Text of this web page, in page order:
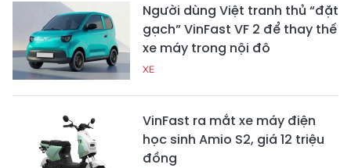
Người dùng Việt tranh thủ “đặt
gạch” VinFast VF 2 để thay thế
xe máy trong nội đô
XE
VinFast ra mắt xe máy điện
học sinh Amio S2, giá 12 triệu
đồng